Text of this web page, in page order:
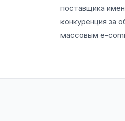
поставщика
конкуренция за
массовым e-